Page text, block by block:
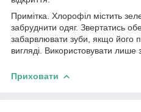
Примітка. Хлорофіл містить
забруднити одяг. Звертатись
забарвлювати зуби, якщо його
вигляді. Використовувати лише
Приховати